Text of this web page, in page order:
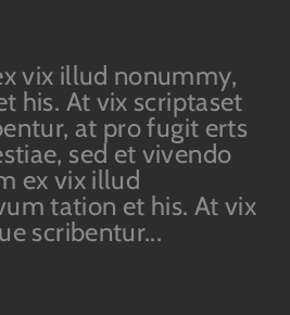
vix illud nonummy,
his. At vix scriptaset
at pro fugit erts
sed et vivendo
ex vix illud
tation et his. At vix
scribentur...